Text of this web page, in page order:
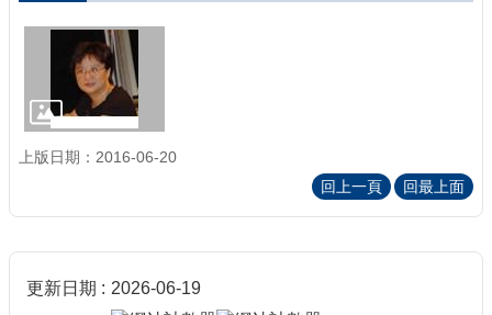
上版日期：2016-06-20
回上一頁
回最上面
更新日期 2026-06-19